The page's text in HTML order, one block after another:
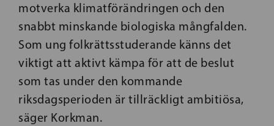
motverka klimatförändringen och den
snabbt minskande biologiska mångfalden.
Som ung folkrättsstuderande känns det
viktigt att aktivt kämpa för att de beslut
som tas under den kommande
riksdagsperioden är tillräckligt ambitiösa,
säger Korkman.